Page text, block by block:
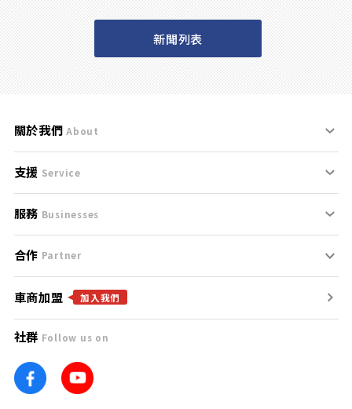
新聞列表
關於我們 About
刊登規範
服務條款
免責聲明
隱私權政策
團隊
車訊網
支援 Service
支援中心
聯絡我們
服務 Businesses
什麼是Goo鑑定？
找好車
找好店
找海外車
合作 Partner
合作夥伴
廣告合作
車商加盟 加入我們
社群 Follow us on